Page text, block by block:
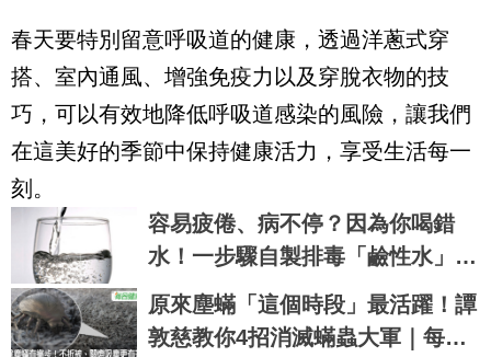
春天要特別留意呼吸道的健康，透過洋蔥式穿
搭、室內通風、增強免疫力以及穿脫衣物的技
巧，可以有效地降低呼吸道感染的風險，讓我們
在這美好的季節中保持健康活力，享受生活每一
刻。
容易疲倦、病不停？因為你喝錯
水！一步驟自製排毒「鹼性水」，
強悍逆轉易病、肥胖、酸性體質！
原來塵蟎「這個時段」最活躍！譚
敦慈教你4招消滅蟎蟲大軍｜每日